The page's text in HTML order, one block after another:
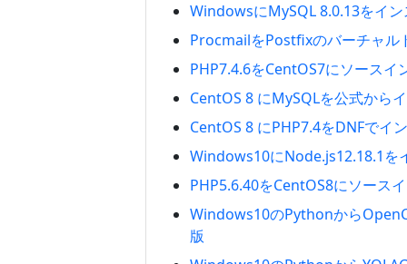
WindowsにMySQL 8.0.13をイ
ProcmailをPostfixのバーチャル
PHP7.4.6をCentOS7にソースイ
CentOS 8 にMySQLを公式から
CentOS 8 にPHP7.4をDNFでイ
Windows10にNode.js12.18.1を
PHP5.6.40をCentOS8にソース
Windows10のPythonから
版